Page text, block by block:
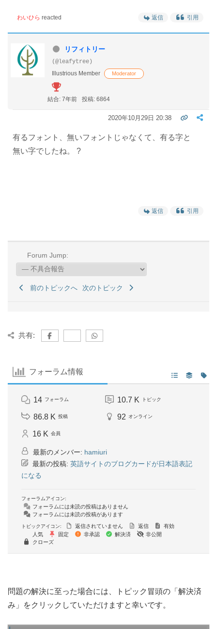
わいひら reacted 返信 引用
リフィトリー
(@leafytree)
Illustrious Member
Moderator
結合: 7年前 投稿: 6864
2020年10月29日 20:38
有るフォント、無いフォントじゃなくて、有る字と
無い字でしたね。 ?
返信 引用
Forum Jump:
前のトピックへ 次のトピック
共有:
フォーラム情報
14 フォーラム 10.7 K トピック
86.8 K 投稿 92 オンライン
16 K 会員
最新のメンバー: hamiuri
最新の投稿: 英語サイトのブログカードが日本語表記
になる
フォーラムアイコン:
フォーラムには未読の投稿はありません
フォーラムには未読の投稿があります
トピックアイコン: 返信されていません 返信
有効
人気
固定 非承認 解決済
非公開
クローズ
問題の解決に至った場合には、トピック冒頭の「解決済
み」をクリックしていただけますと幸いです。